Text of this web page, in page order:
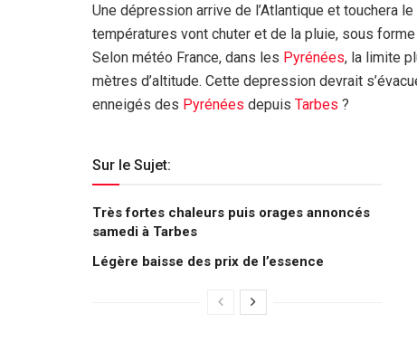
Une dépression arrive de l’Atlantique et touchera
températures vont chuter et de la pluie, sous
Selon météo France, dans les Pyrénées, la limite
mètres d’altitude. Cette depression devrait
enneigés des Pyrénées depuis Tarbes ?
Sur le Sujet:
Très fortes chaleurs puis orages annoncés
samedi à Tarbes
Légère baisse des prix de l’essence